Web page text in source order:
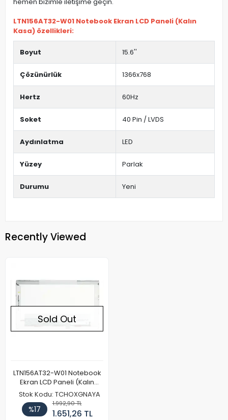
LTN156AT32-W01 Notebook Ekran LCD Paneli (Kalın
Kasa) özellikleri:
Boyut 15.6''
Çözünürlük 1366x768
Hertz 60Hz
Soket 40 Pin / LVDS
Aydınlatma LED
Yüzey Parlak
Durumu Yeni
Recently Viewed
Sold Out
LTN156AT32-W01 Notebook
Ekran LCD Paneli (Kalın
Kasa)
Stok Kodu: TCHOXGNAYA
%17
1.992,90 TL
1.651,26 TL